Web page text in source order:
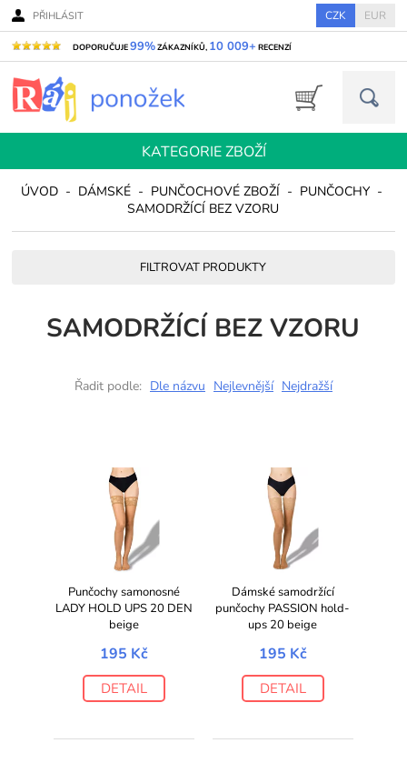
PŘIHLÁSIT CZK EUR
DOPORUČUJE99%ZÁKAZNÍKŮ, 10 009+ RECENZÍ
KATEGORIE ZBOŽÍ
ÚVOD - DÁMSKÉ - PUNČOCHOVÉ ZBOŽÍ - PUNČOCHY -
SAMODRŽÍCÍ BEZ VZORU
FILTROVAT PRODUKTY
SAMODRŽÍCÍ BEZ VZORU
Řadit podle: Dle názvu Nejlevnější Nejdražší
Punčochy samonosné
LADY HOLD UPS 20 DEN
beige
195 Kč
DETAIL
Dámské samodržící
punčochy PASSION hold-
ups 20 beige
195 Kč
DETAIL